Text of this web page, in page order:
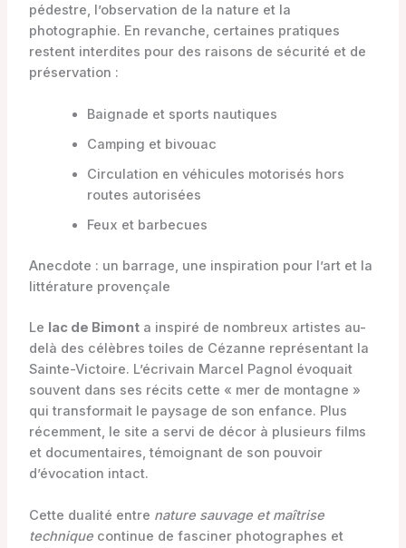
pédestre, l’observation de la nature et la
photographie. En revanche, certaines pratiques
restent interdites pour des raisons de sécurité et de
préservation :
Baignade et sports nautiques
Camping et bivouac
Circulation en véhicules motorisés hors
routes autorisées
Feux et barbecues
Anecdote : un barrage, une inspiration pour l’art et la
littérature provençale
Le lac de Bimonta inspiré de nombreux artistes au-
delà des célèbres toiles de Cézanne représentant la
Sainte-Victoire. L’écrivain Marcel Pagnol évoquait
souvent dans ses récits cette « mer de montagne »
qui transformait le paysage de son enfance. Plus
récemment, le site a servi de décor à plusieurs films
et documentaires, témoignant de son pouvoir
d’évocation intact.
Cette dualité entre nature sauvage et maîtrise
techniquecontinue de fasciner photographes et